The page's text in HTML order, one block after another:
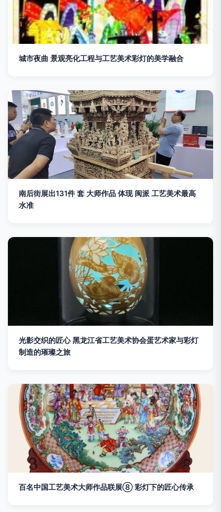
城市夜曲 景观亮化工程与工艺美术彩灯的美学融合
南后街展出131件 套 大师作品 体现 闽派 工艺美术最高
水准
光影交织的匠心 黑龙江省工艺美术协会蛋艺术家与彩灯
制造的璀璨之旅
百名中国工艺美术大师作品联展⑧ 彩灯下的匠心传承